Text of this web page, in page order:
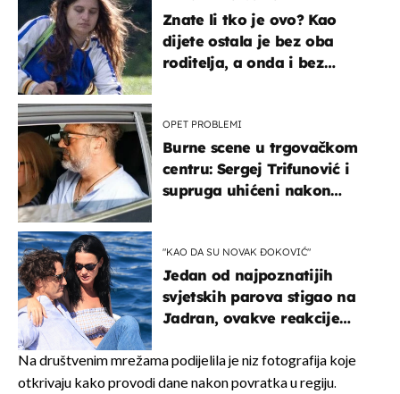
Znate li tko je ovo? Kao
dijete ostala je bez oba
roditelja, a onda i bez
OPET PROBLEMI
Burne scene u trgovačkom
centru: Sergej Trifunović i
supruga uhićeni nakon
"KAO DA SU NOVAK ĐOKOVIĆ"
Jedan od najpoznatijih
svjetskih parova stigao na
Jadran, ovakve reakcije
Na društvenim mrežama podijelila je niz fotografija koje
otkrivaju kako provodi dane nakon povratka u regiju.